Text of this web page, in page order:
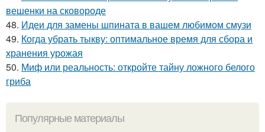
вешенки на сковороде
48. Идеи для замены шпината в вашем любимом смузи
49. Когда убрать тыкву: оптимальное время для сбора и
хранения урожая
50. Миф или реальность: откройте тайну ложного белого
гриба
Популярные материалы